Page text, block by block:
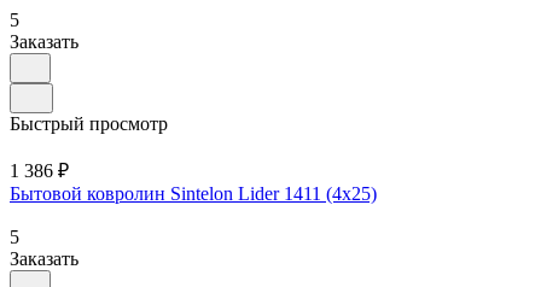
5
Заказать
Быстрый просмотр
1 386 ₽
Бытовой ковролин Sintelon Lider 1411 (4х25)
5
Заказать